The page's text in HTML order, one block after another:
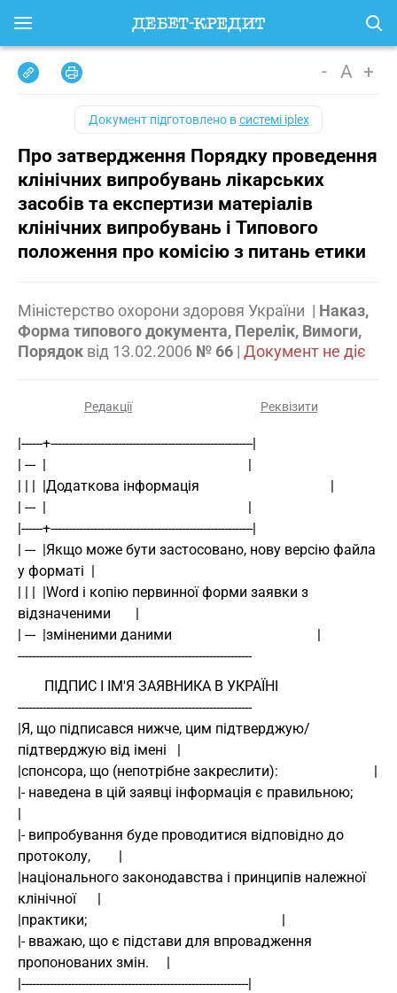
- A +
Документ підготовлено всистемі iplex
Про затвердження Порядку проведення
клінічних випробувань лікарських
засобів та експертизи матеріалів
клінічних випробувань і Типового
положення про комісію з питань етики
Міністерство охорони здоровя України | Наказ,
Форма типового документа, Перелік, Вимоги,
Порядок від 13.02.2006 № 66 | Документ не діє
Редакції Реквізити
|------+---------------------------------------------------------|
| ---  |                                                         |
| | |  |Додаткова інформація                                     |
| ---  |                                                         |
|------+---------------------------------------------------------|
| ---  |Якщо може бути застосовано, нову версію файла
у форматі  |
| | |  |Word і копію первинної форми заявки з
відзначеними       |
| ---  |зміненими даними                                         |
------------------------------------------------------------------
ПІДПИС І ІМ'Я ЗАЯВНИКА В УКРАЇНІ
------------------------------------------------------------------
|Я, що підписався нижче, цим підтверджую/
підтверджую від імені   |
|- наведена в цій заявці інформація є правильною;
|
|- випробування буде проводитися відповідно до
протоколу,        |
|національного законодавства і принципів належної
клінічної      |
|практики;                                                       |
|- вважаю, що є підстави для впровадження
пропонованих змін.     |
|----------------------------------------------------------------|